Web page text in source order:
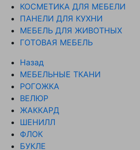
КОСМЕТИКА ДЛЯ МЕБЕЛИ
ПАНЕЛИ ДЛЯ КУХНИ
МЕБЕЛЬ ДЛЯ ЖИВОТНЫХ
ГОТОВАЯ МЕБЕЛЬ
Назад
МЕБЕЛЬНЫЕ ТКАНИ
РОГОЖКА
ВЕЛЮР
ЖАККАРД
ШЕНИЛЛ
ФЛОК
БУКЛЕ